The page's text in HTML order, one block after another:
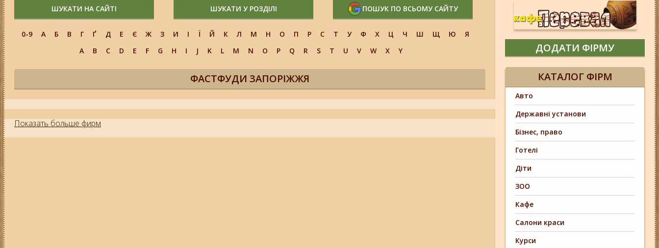
ШУКАТИ НА САЙТІ ШУКАТИ У РОЗДІЛІ ПОШУК ПО ВСЬОМУ САЙТУ
0-9 А Б В Г Ґ Д Е Є Ж З И І Ї Й К Л М Н О П Р С Т У Ф Х Ц Ч Ш Щ Ю
Я
A
B C D E F G H I J K L M N O P Q R S T U V W X Y
ФАСТФУДИ ЗАПОРІЖЖЯ
Показать больше фирм
ДОДАТИ ФІРМУ
КАТАЛОГ ФІРМ
Авто
Державні установи
Бізнес, право
Готелі
Діти
ЗОО
Кафе
Салони краси
Курси